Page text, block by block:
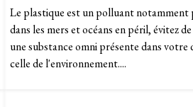
Le plastique est un polluant
dans les mers et océans en péril, évitez
une substance omni présente dans
celle de l'environnement....